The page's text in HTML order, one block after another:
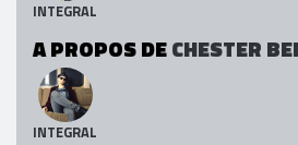
INTEGRAL
A PROPOS DECHESTER
INTEGRAL